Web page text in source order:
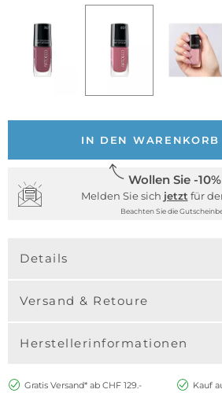
IN DEN WARENKORB
Wollen Sie -
Melden Sie sich jetzt für
Beachten Sie die
Details
Versand & Retoure
Herstellerinformationen
Gratis Versand* ab CHF 129.-
Kauf